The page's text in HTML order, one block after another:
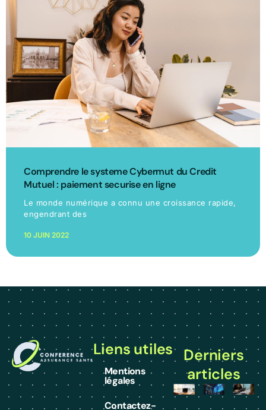
Comprendre le systeme Cybermut du Credit
Mutuel : paiement securise en ligne
Le monde numérique a connu une croissance rapide,
engendrant des
10 JUIN 2022
Liens utiles
Mentions
légales
Contactez-
Derniers
articles